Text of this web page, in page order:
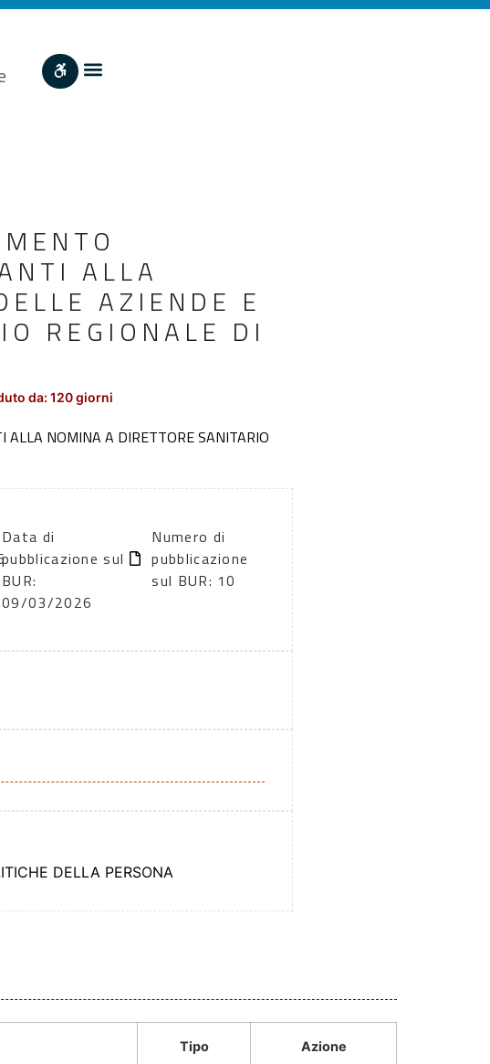
ALLA
AZIENDE E
REGIONALE DI
da: 120 giorni
ALLA NOMINA A DIRETTORE SANITARIO
Data di
pubblicazione sul
BUR:
09/03/2026
Numero di
pubblicazione
sul BUR: 10
DELLA PERSONA
Tipo Azione